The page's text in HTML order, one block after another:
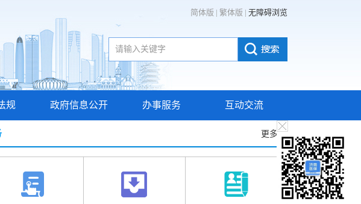
简体版 | 繁体版 | 无障碍浏览
规 政府信息公开 办事服务 互动交流
更多>>